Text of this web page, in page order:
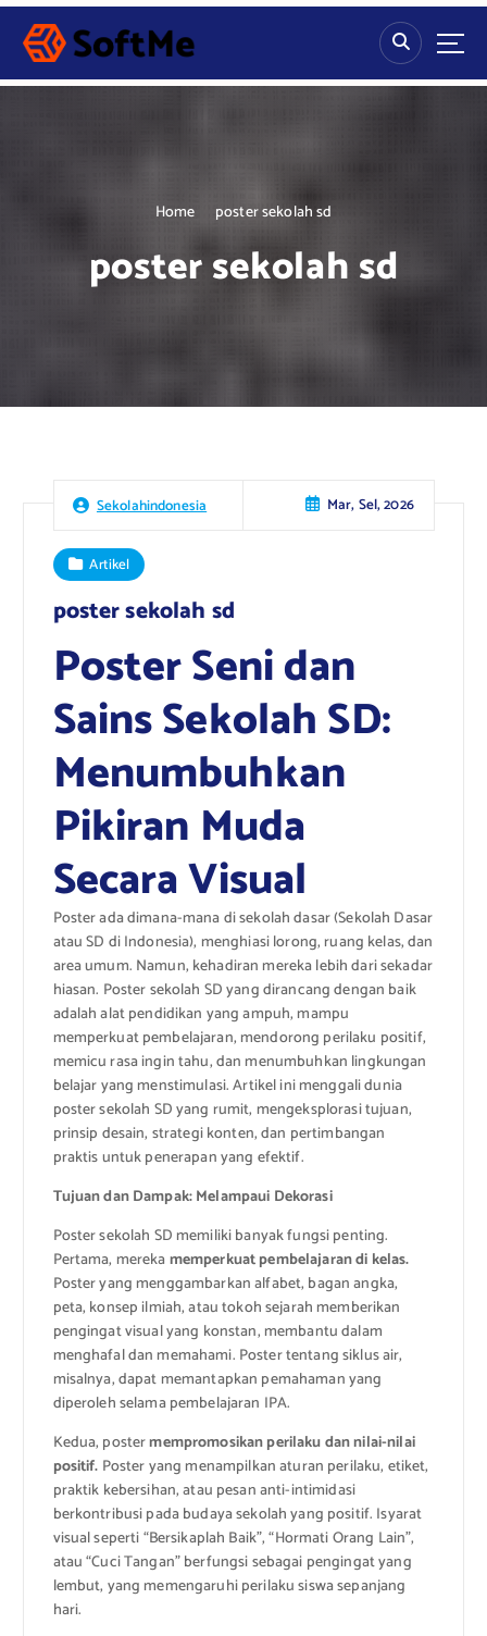
S
p
Home poster sekolah sd
poster sekolah sd
Sekolahindonesia Mar, Sel, 2026
Artikel
poster sekolah sd
Poster Seni dan
Sains Sekolah SD:
Menumbuhkan
Pikiran Muda
Secara Visual
Poster ada dimana-mana di sekolah dasar (Sekolah Dasar
atau SD di Indonesia), menghiasi lorong, ruang kelas, dan
area umum. Namun, kehadiran mereka lebih dari sekadar
hiasan. Poster sekolah SD yang dirancang dengan baik
adalah alat pendidikan yang ampuh, mampu
memperkuat pembelajaran, mendorong perilaku positif,
memicu rasa ingin tahu, dan menumbuhkan lingkungan
belajar yang menstimulasi. Artikel ini menggali dunia
poster sekolah SD yang rumit, mengeksplorasi tujuan,
prinsip desain, strategi konten, dan pertimbangan
praktis untuk penerapan yang efektif.
Tujuan dan Dampak: Melampaui Dekorasi
Poster sekolah SD memiliki banyak fungsi penting.
Pertama, merekamemperkuat pembelajaran di kelas.
Poster yang menggambarkan alfabet, bagan angka,
peta, konsep ilmiah, atau tokoh sejarah memberikan
pengingat visual yang konstan, membantu dalam
menghafal dan memahami. Poster tentang siklus air,
misalnya, dapat memantapkan pemahaman yang
diperoleh selama pembelajaran IPA.
Kedua, postermempromosikan perilaku dan nilai-nilai
positif. Poster yang menampilkan aturan perilaku, etiket,
praktik kebersihan, atau pesan anti-intimidasi
berkontribusi pada budaya sekolah yang positif. Isyarat
visual seperti “Bersikaplah Baik”, “Hormati Orang Lain”,
atau “Cuci Tangan” berfungsi sebagai pengingat yang
lembut, yang memengaruhi perilaku siswa sepanjang
hari.